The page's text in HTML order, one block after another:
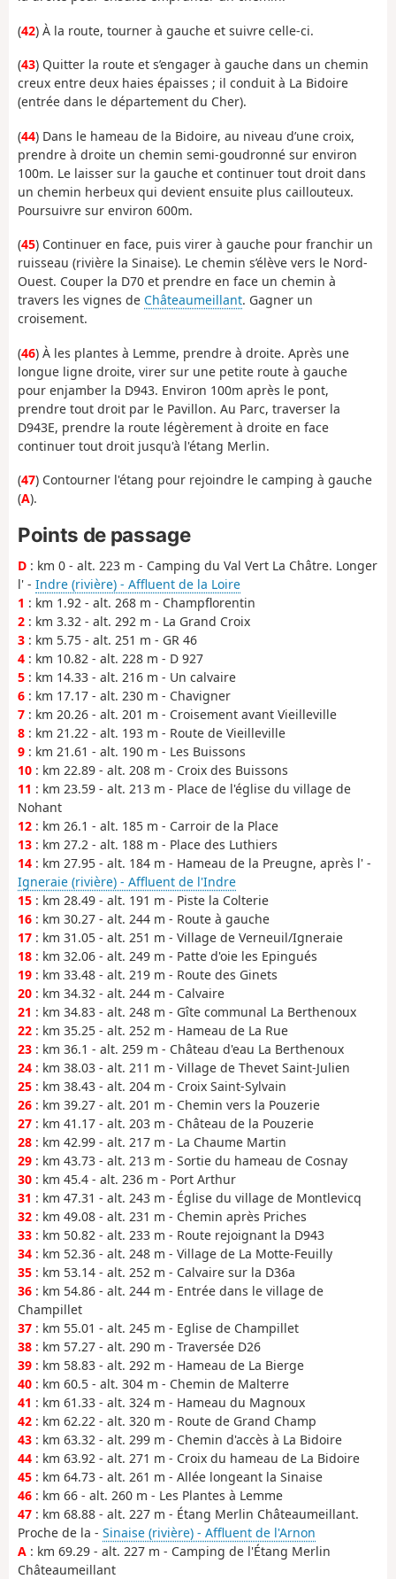
(42) À la route, tourner à gauche et suivre celle-ci.
(43) Quitter la route et s’engager à gauche dans un chemin
creux entre deux haies épaisses ; il conduit à La Bidoire
(entrée dans le département du Cher).
(44) Dans le hameau de la Bidoire, au niveau d’une croix,
prendre à droite un chemin semi-goudronné sur environ
100m. Le laisser sur la gauche et continuer tout droit dans
un chemin herbeux qui devient ensuite plus caillouteux.
Poursuivre sur environ 600m.
(45) Continuer en face, puis virer à gauche pour franchir un
ruisseau (rivière la Sinaise). Le chemin s’élève vers le Nord-
Ouest. Couper la D70 et prendre en face un chemin à
travers les vignes de Châteaumeillant. Gagner un
croisement.
(46) À les plantes à Lemme, prendre à droite. Après une
longue ligne droite, virer sur une petite route à gauche
pour enjamber la D943. Environ 100m après le pont,
prendre tout droit par le Pavillon. Au Parc, traverser la
D943E, prendre la route légèrement à droite en face
continuer tout droit jusqu'à l'étang Merlin.
(47) Contourner l'étang pour rejoindre le camping à gauche
(A).
Points de passage
D : km 0 - alt. 223 m - Camping du Val Vert La Châtre. Longer
l' - Indre (rivière) - Affluent de la Loire
1 : km 1.92 - alt. 268 m - Champflorentin
2 : km 3.32 - alt. 292 m - La Grand Croix
3 : km 5.75 - alt. 251 m - GR 46
4 : km 10.82 - alt. 228 m - D 927
5 : km 14.33 - alt. 216 m - Un calvaire
6 : km 17.17 - alt. 230 m - Chavigner
7 : km 20.26 - alt. 201 m - Croisement avant Vieilleville
8 : km 21.22 - alt. 193 m - Route de Vieilleville
9 : km 21.61 - alt. 190 m - Les Buissons
10 : km 22.89 - alt. 208 m - Croix des Buissons
11 : km 23.59 - alt. 213 m - Place de l'église du village de
Nohant
12 : km 26.1 - alt. 185 m - Carroir de la Place
13 : km 27.2 - alt. 188 m - Place des Luthiers
14 : km 27.95 - alt. 184 m - Hameau de la Preugne, après l' -
Igneraie (rivière) - Affluent de l'Indre
15 : km 28.49 - alt. 191 m - Piste la Colterie
16 : km 30.27 - alt. 244 m - Route à gauche
17 : km 31.05 - alt. 251 m - Village de Verneuil/Igneraie
18 : km 32.06 - alt. 249 m - Patte d'oie les Epingués
19 : km 33.48 - alt. 219 m - Route des Ginets
20 : km 34.32 - alt. 244 m - Calvaire
21 : km 34.83 - alt. 248 m - Gîte communal La Berthenoux
22 : km 35.25 - alt. 252 m - Hameau de La Rue
23 : km 36.1 - alt. 259 m - Château d'eau La Berthenoux
24 : km 38.03 - alt. 211 m - Village de Thevet Saint-Julien
25 : km 38.43 - alt. 204 m - Croix Saint-Sylvain
26 : km 39.27 - alt. 201 m - Chemin vers la Pouzerie
27 : km 41.17 - alt. 203 m - Château de la Pouzerie
28 : km 42.99 - alt. 217 m - La Chaume Martin
29 : km 43.73 - alt. 213 m - Sortie du hameau de Cosnay
30 : km 45.4 - alt. 236 m - Port Arthur
31 : km 47.31 - alt. 243 m - Église du village de Montlevicq
32 : km 49.08 - alt. 231 m - Chemin après Priches
33 : km 50.82 - alt. 233 m - Route rejoignant la D943
34 : km 52.36 - alt. 248 m - Village de La Motte-Feuilly
35 : km 53.14 - alt. 252 m - Calvaire sur la D36a
36 : km 54.86 - alt. 244 m - Entrée dans le village de
Champillet
37 : km 55.01 - alt. 245 m - Eglise de Champillet
38 : km 57.27 - alt. 290 m - Traversée D26
39 : km 58.83 - alt. 292 m - Hameau de La Bierge
40 : km 60.5 - alt. 304 m - Chemin de Malterre
41 : km 61.33 - alt. 324 m - Hameau du Magnoux
42 : km 62.22 - alt. 320 m - Route de Grand Champ
43 : km 63.32 - alt. 299 m - Chemin d'accès à La Bidoire
44 : km 63.92 - alt. 271 m - Croix du hameau de La Bidoire
45 : km 64.73 - alt. 261 m - Allée longeant la Sinaise
46 : km 66 - alt. 260 m - Les Plantes à Lemme
47 : km 68.88 - alt. 227 m - Étang Merlin Châteaumeillant.
Proche de la - Sinaise (rivière) - Affluent de l'Arnon
A : km 69.29 - alt. 227 m - Camping de l'Étang Merlin
Châteaumeillant